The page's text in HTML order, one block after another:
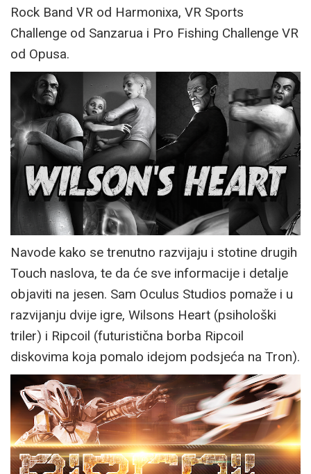
Rock Band VR od Harmonixa, VR Sports
Challenge od Sanzarua i Pro Fishing Challenge VR
od Opusa.
Navode kako se trenutno razvijaju i stotine drugih
Touch naslova, te da će sve informacije i detalje
objaviti na jesen. Sam Oculus Studios pomaže i u
razvijanju dvije igre, Wilsons Heart (psihološki
triler) i Ripcoil (futuristična borba Ripcoil
diskovima koja pomalo idejom podsjeća na Tron).